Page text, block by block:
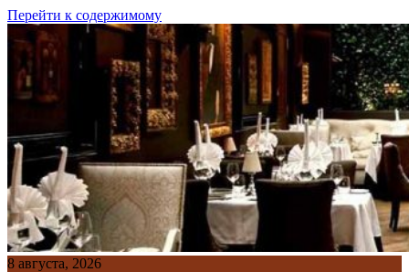
Перейти к содержимому
8 августа, 2026